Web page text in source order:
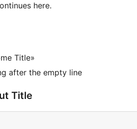
here.
Title»
after the empty line
Title